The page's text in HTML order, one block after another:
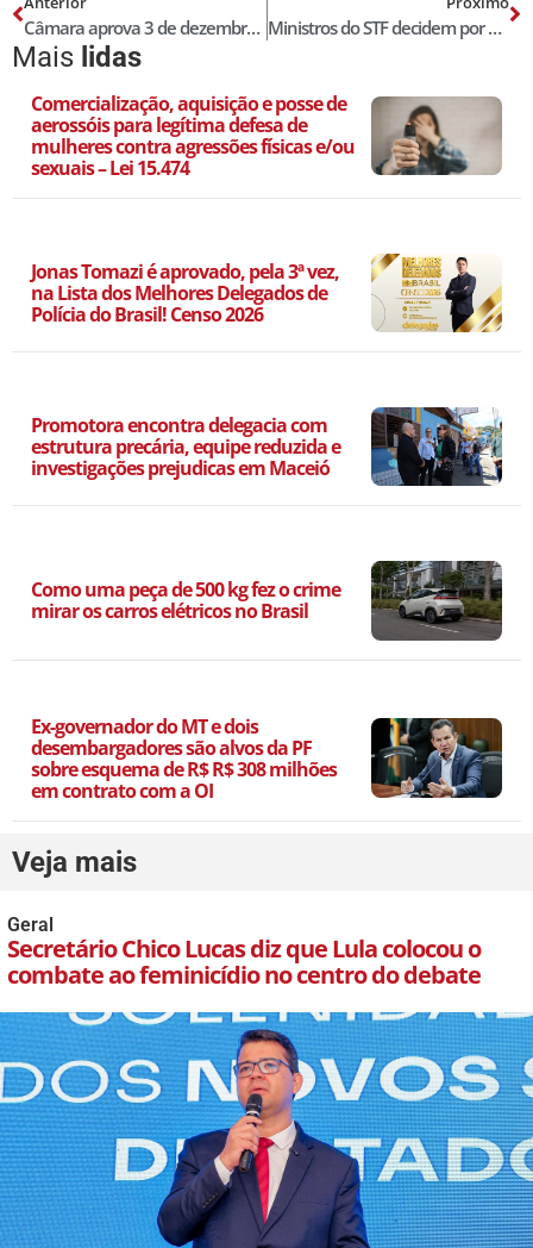
Câmara aprova 3 de dezembro como Dia do Delegado de Polícia Ministros do STF decidem por prisão de Dirceu e outros réus do mensalão
Mais lidas
Comercialização, aquisição e posse de
aerossóis para legítima defesa de
mulheres contra agressões físicas e/ou
sexuais – Lei 15.474
Jonas Tomazi é aprovado, pela 3ª vez,
na Lista dos Melhores Delegados de
Polícia do Brasil! Censo 2026
Promotora encontra delegacia com
estrutura precária, equipe reduzida e
investigações prejudicas em Maceió
Como uma peça de 500 kg fez o crime
mirar os carros elétricos no Brasil
Ex-governador do MT e dois
desembargadores são alvos da PF
sobre esquema de R$ R$ 308 milhões
em contrato com a OI
Veja mais
Geral
Secretário Chico Lucas diz que Lula colocou o
combate ao feminicídio no centro do debate